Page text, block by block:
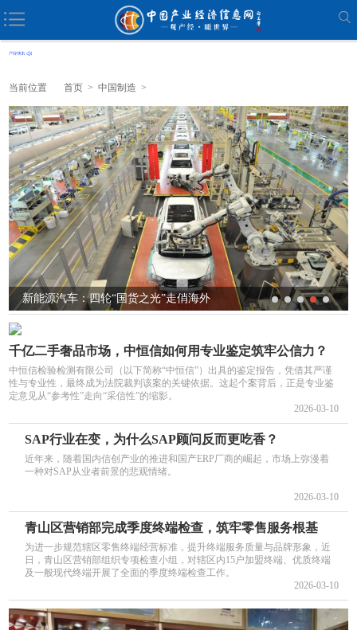
当前位置 首页 > 中国制造 >
新能源汽车：四轮“国货之光”走俏海外
千亿二手奢品市场，中恒信如何用专业鉴定筑牢公信力？
中恒信检验检测有限公司（以下简称“中恒信”）出具的鉴定报告，凭借其严谨
性与专业性，最终成为法院裁判该案的关键依据。这起个案背后，正是专业鉴
定意见从“参考性”走向“采信性”的缩影。
2026-03-10
SAP行业在变，为什么SAP顾问反而更吃香？
近年来，随着国内信创产业的推进和国产ERP厂商的崛起，市场上弥漫着
一种对SAP从业者前景的悲观情绪。
2026-03-10
青山区营销部完成季度终端检查，筑牢零售服务根基
为进一步规范辖区零售终端经营标准，提升终端服务质量与品牌形象，近
日，青山区营销部组织专项检查小组，对辖区内15户加盟终端、优质终端
及一般现代终端开展了全面的季度终端检查工作。
2026-03-10